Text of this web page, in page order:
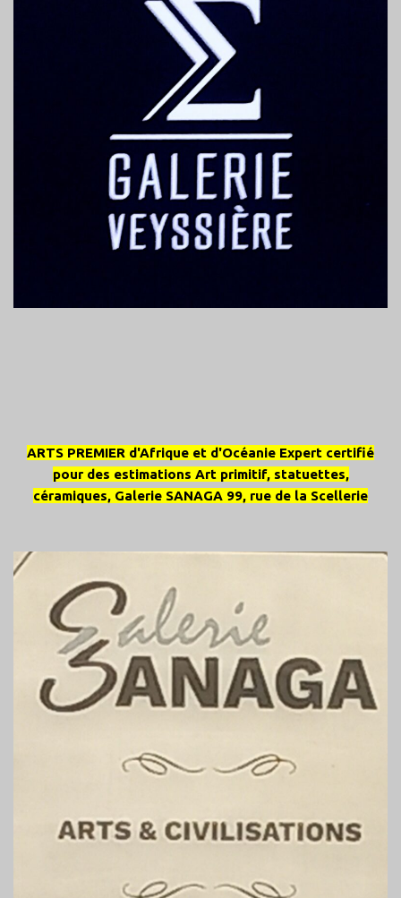
ARTS PREMIER d'Afrique et d'Océanie Expert certifié
pour des estimations Art primitif, statuettes,
céramiques, Galerie SANAGA 99, rue de la Scellerie